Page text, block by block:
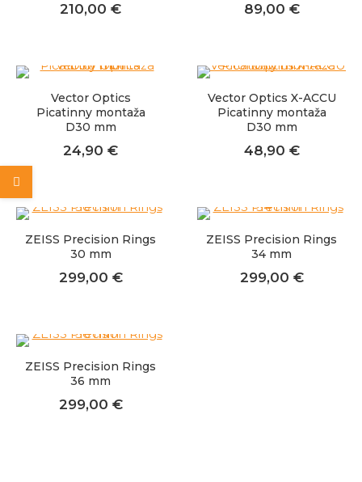
210,00 € 89,00 €
Vector Optics
Picatinny montaža
D30 mm
24,90 €
Vector Optics X-ACCU
Picatinny montaža
D30 mm
48,90 €
ZEISS Precision Rings
30 mm
299,00 €
ZEISS Precision Rings
34 mm
299,00 €
ZEISS Precision Rings
36 mm
299,00 €